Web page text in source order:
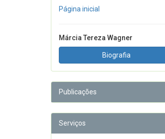
Página inicial
Márcia Tereza Wagner
Biografia
Publicações
Serviços